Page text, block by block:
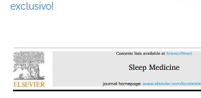
exclusivo!